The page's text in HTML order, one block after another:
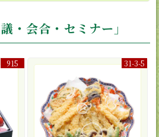
・会合・セミナー」
915 31-3-5